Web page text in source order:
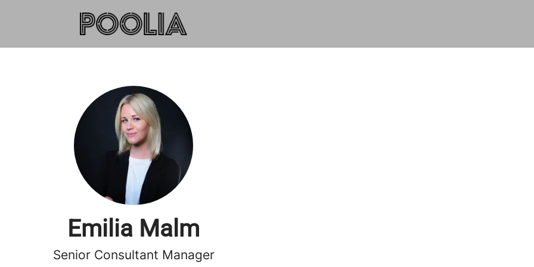
Emilia Malm
Senior Consultant Manager